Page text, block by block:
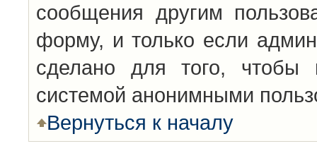
сообщения другим
форму, и только если
сделано для того, чтобы
системой анонимными
Вернуться к началу